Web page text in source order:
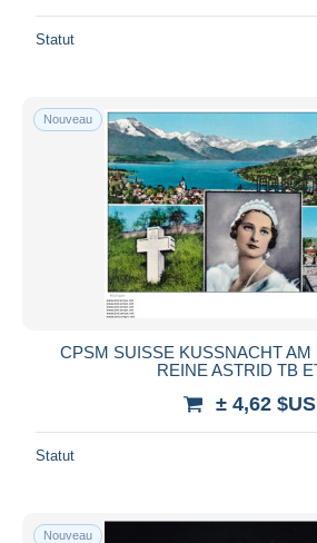
Statut
Nouveau
CPSM SUISSE KUSSNACHT AM
REINE ASTRID TB
± 4,62 $US
Statut
Nouveau